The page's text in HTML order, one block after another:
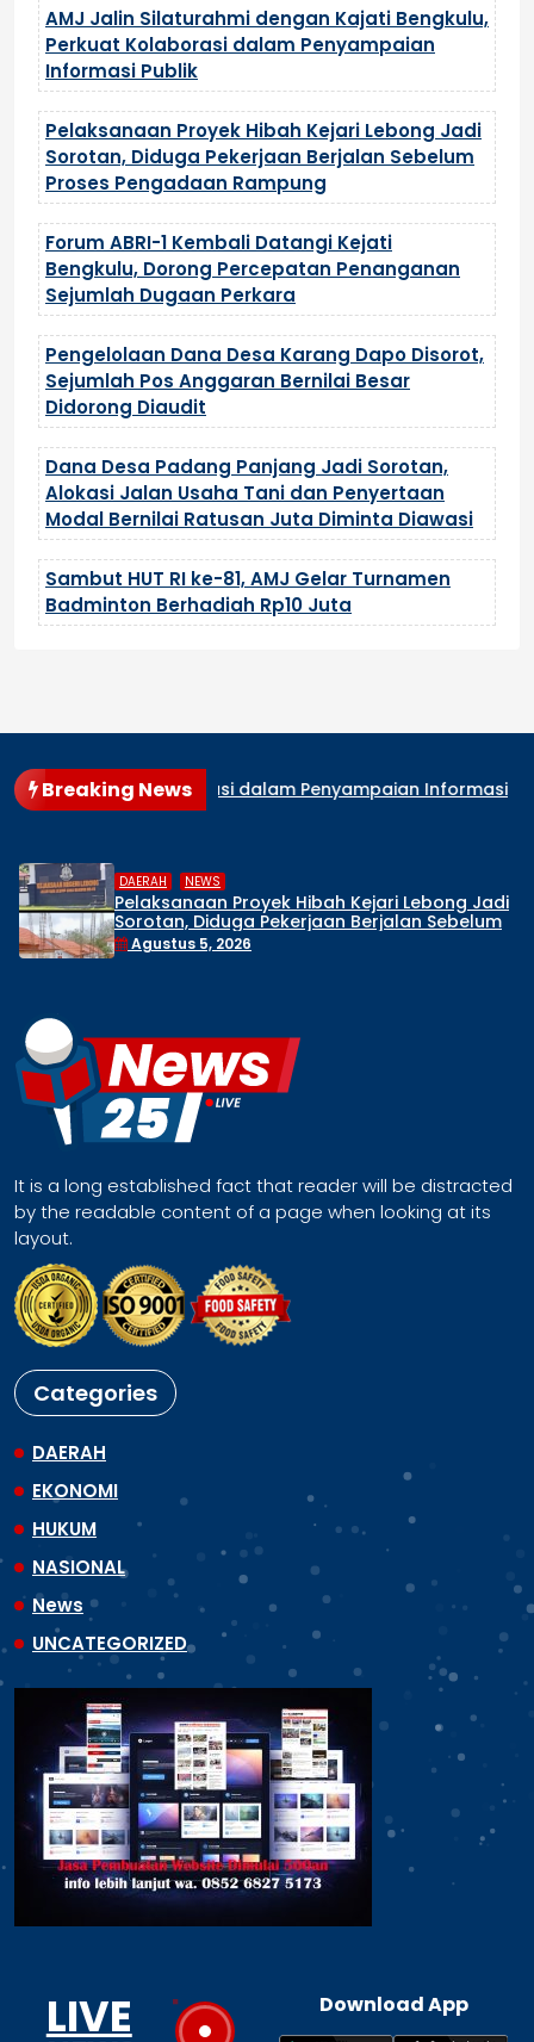
AMJ Jalin Silaturahmi dengan Kajati Bengkulu,
Perkuat Kolaborasi dalam Penyampaian
Informasi Publik
Pelaksanaan Proyek Hibah Kejari Lebong Jadi
Sorotan, Diduga Pekerjaan Berjalan Sebelum
Proses Pengadaan Rampung
Forum ABRI-1 Kembali Datangi Kejati
Bengkulu, Dorong Percepatan Penanganan
Sejumlah Dugaan Perkara
Pengelolaan Dana Desa Karang Dapo Disorot,
Sejumlah Pos Anggaran Bernilai Besar
Didorong Diaudit
Dana Desa Padang Panjang Jadi Sorotan,
Alokasi Jalan Usaha Tani dan Penyertaan
Modal Bernilai Ratusan Juta Diminta Diawasi
Sambut HUT RI ke-81, AMJ Gelar Turnamen
Badminton Berhadiah Rp10 Juta
Breaking News
dalam Penyampaian Informasi Publik
Lebong Jadi
Sebelum
Forum ABRI-1 Kembali
Bengkulu, Dorong
It is a long established fact that reader will be distracted
by the readable content of a page when looking at its
layout.
Categories
DAERAH
EKONOMI
HUKUM
NASIONAL
News
UNCATEGORIZED
LIVE Download App